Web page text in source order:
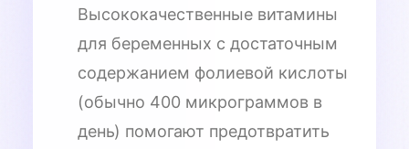
Высококачественные витамины
для беременных с достаточным
содержанием фолиевой кислоты
(обычно 400 микрограммов в
день) помогают предотвратить